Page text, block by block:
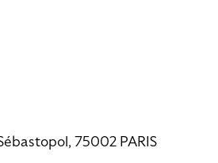
75002 PARIS